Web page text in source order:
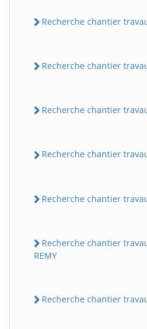
Recherche chantier
Recherche chantier
Recherche chantier
Recherche chantier
Recherche chantier
Recherche chantier
REMY
Recherche chantier